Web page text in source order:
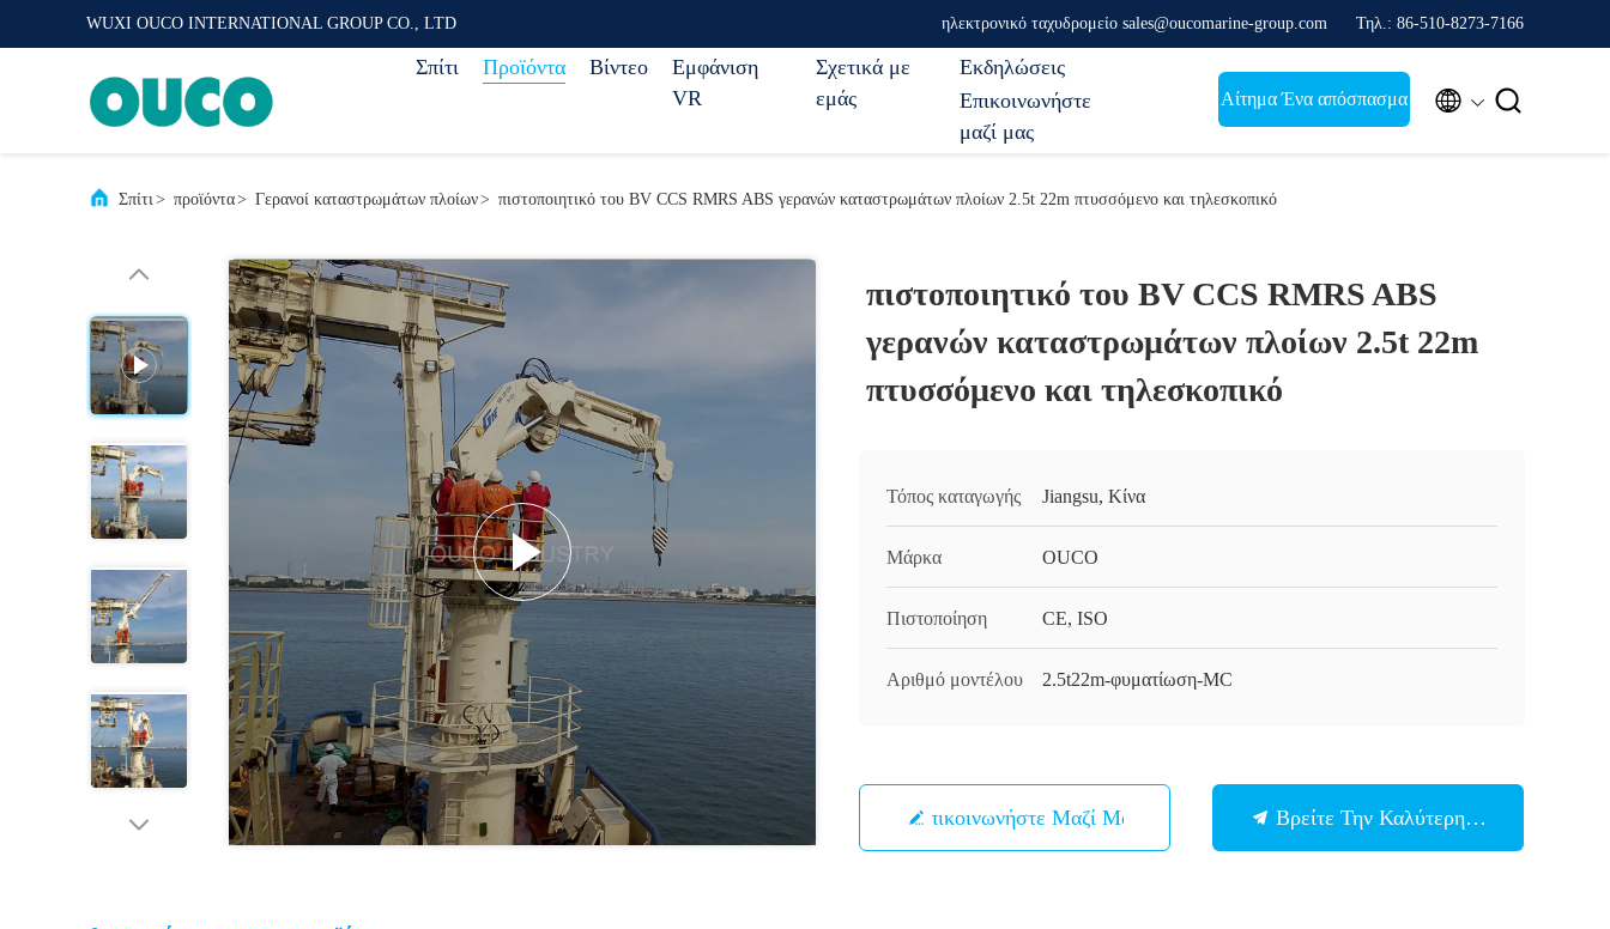
WUXI OUCO INTERNATIONAL GROUP CO., LTD ηλεκτρονικό ταχυδρομείο sales@oucomarine-group.com Τηλ.: 86-510-8273-7166
Σπίτι Προϊόντα Βίντεο
Εμφάνιση
VR
Σχετικά με
εμάς
Εκδηλώσεις
Επικοινωνήστε
μαζί μας
Αίτημα Ένα απόσπασμα  
Σπίτι> προϊόντα> Γερανοί καταστρωμάτων πλοίων> πιστοποιητικό του BV CCS RMRS ABS γερανών καταστρωμάτων πλοίων 2.5t 22m πτυσσόμενο και τηλεσκοπικό
πιστοποιητικό του BV CCS RMRS ABS
γερανών καταστρωμάτων πλοίων 2.5t 22m
πτυσσόμενο και τηλεσκοπικό
Τόπος καταγωγής Jiangsu, Κίνα
Μάρκα OUCO
Πιστοποίηση CE, ISO
Αριθμό μοντέλου 2.5t22m-φυματίωση-MC
Επικοινωνήστε Μαζί Μας Βρείτε Την Καλύτερη Τιμή